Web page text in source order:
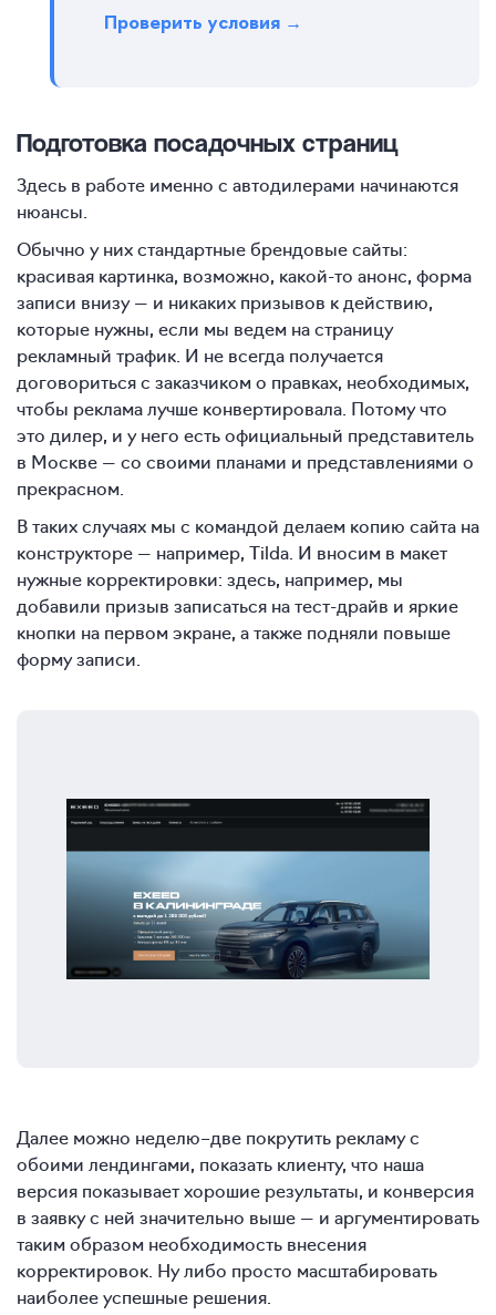
Проверить условия →
Подготовка посадочных страниц
Здесь в работе именно с автодилерами начинаются
нюансы.
Обычно у них стандартные брендовые сайты:
красивая картинка, возможно, какой-то анонс, форма
записи внизу — и никаких призывов к действию,
которые нужны, если мы ведем на страницу
рекламный трафик. И не всегда получается
договориться с заказчиком о правках, необходимых,
чтобы реклама лучше конвертировала. Потому что
это дилер, и у него есть официальный представитель
в Москве — со своими планами и представлениями о
прекрасном.
В таких случаях мы с командой делаем копию сайта на
конструкторе — например, Tilda. И вносим в макет
нужные корректировки: здесь, например, мы
добавили призыв записаться на тест-драйв и яркие
кнопки на первом экране, а также подняли повыше
форму записи.
Далее можно неделю–две покрутить рекламу с
обоими лендингами, показать клиенту, что наша
версия показывает хорошие результаты, и конверсия
в заявку с ней значительно выше — и аргументировать
таким образом необходимость внесения
корректировок. Ну либо просто масштабировать
наиболее успешные решения.